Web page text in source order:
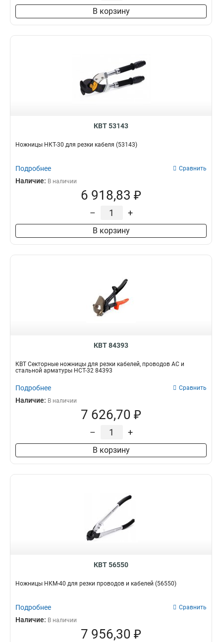
В корзину
КВТ 53143
Ножницы НКТ-30 для резки кабеля (53143)
Подробнее Сравнить
Наличие: В наличии
6 918,83 ₽
– +
В корзину
КВТ 84393
КВТ Секторные ножницы для резки кабелей, проводов АС и
стальной арматуры НСТ-32 84393
Подробнее Сравнить
Наличие: В наличии
7 626,70 ₽
– +
В корзину
КВТ 56550
Ножницы НКМ-40 для резки проводов и кабелей (56550)
Подробнее Сравнить
Наличие: В наличии
7 956,30 ₽